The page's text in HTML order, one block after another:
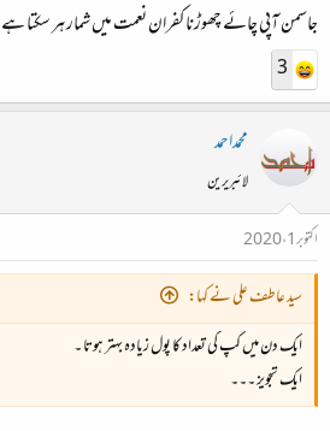
جاسمن آپی چائے چھوڑنا کفران نعمت میں شمار ہر سکتا
3
محمداحمد
لائبریرین
اکتوبر 1، 2020
سید عاطف علی نے کہا:
ایک دن میں کپ کی تعداد کا پول زیادہ بہتر ہوتا ۔
ایک تجویز ۔۔۔